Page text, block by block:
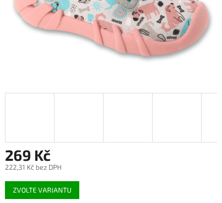
269 Kč
222,31 Kč bez DPH
Měrná
cena:
ZVOLTE VARIANTU